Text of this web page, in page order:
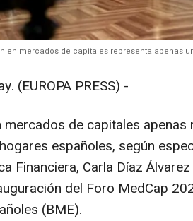
en mercados de capitales representa apenas
(EUROPA PRESS) -
mercados de capitales apenas
españoles, según
Financiera, Carla Díaz
del Foro MedCap
(BME).